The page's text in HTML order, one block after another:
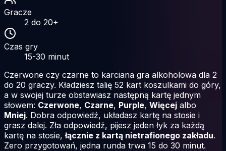
Gracze
2 do 20+
Czas gry
15-30 minut
Czerwone czy czarne to karciana gra alkoholowa dla 2
do 20 graczy. Kładziesz talię 52 kart koszulkami do góry,
a w swojej turze obstawiasz następną kartę jednym
słowem: Czerwone, Czarne, Purple, Więcej albo
Mniej. Dobra odpowiedź, układasz kartę na stosie i
grasz dalej. Zła odpowiedź, pijesz jeden łyk za każdą
kartę na stosie,łącznie z kartą nietrafionego zakładu.
Zero przygotowań, jedna runda trwa 15 do 30 minut.